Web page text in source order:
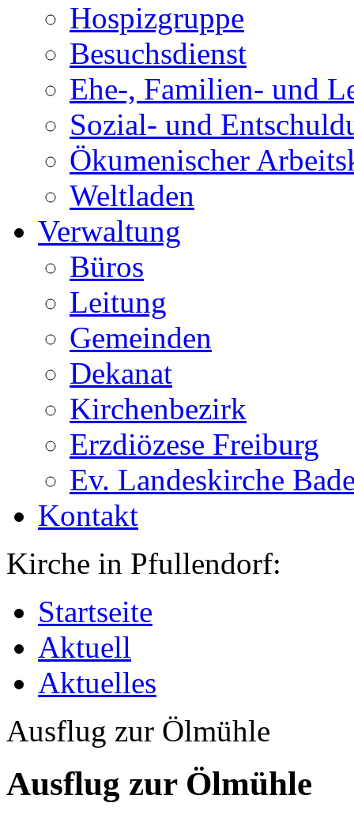
Hospizgruppe
Besuchsdienst
Ehe-, Familien- und
Sozial- und
Ökumenischer
Weltladen
Verwaltung
Büros
Leitung
Gemeinden
Dekanat
Kirchenbezirk
Erzdiözese Freiburg
Ev. Landeskirche
Kontakt
Kirche in Pfullendorf:
Startseite
Aktuell
Aktuelles
Ausflug zur Ölmühle
Ausflug zur Ölmühle